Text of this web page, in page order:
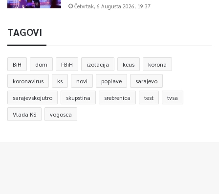
Četvrtak, 6 Augusta 2026, 19:37
TAGOVI
BiH dom FBiH izolacija kcus korona
koronavirus ks novi poplave sarajevo
sarajevskojutro skupstina srebrenica test tvsa
Vlada KS vogosca